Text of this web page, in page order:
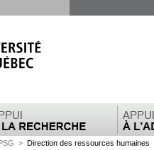
> Direction des ressources humaines